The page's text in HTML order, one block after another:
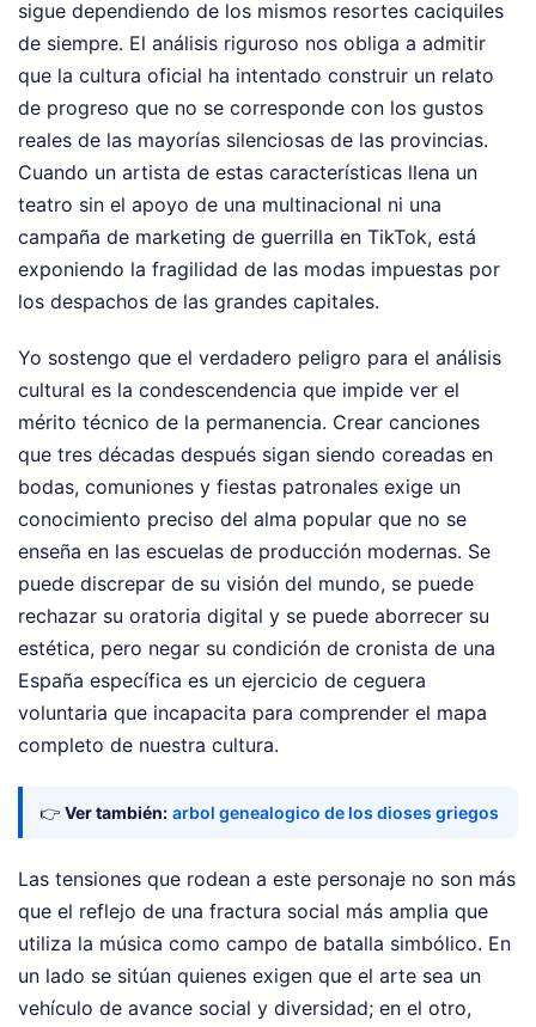
sigue dependiendo de los mismos resortes caciquiles
de siempre. El análisis riguroso nos obliga a admitir
que la cultura oficial ha intentado construir un relato
de progreso que no se corresponde con los gustos
reales de las mayorías silenciosas de las provincias.
Cuando un artista de estas características llena un
teatro sin el apoyo de una multinacional ni una
campaña de marketing de guerrilla en TikTok, está
exponiendo la fragilidad de las modas impuestas por
los despachos de las grandes capitales.
Yo sostengo que el verdadero peligro para el análisis
cultural es la condescendencia que impide ver el
mérito técnico de la permanencia. Crear canciones
que tres décadas después sigan siendo coreadas en
bodas, comuniones y fiestas patronales exige un
conocimiento preciso del alma popular que no se
enseña en las escuelas de producción modernas. Se
puede discrepar de su visión del mundo, se puede
rechazar su oratoria digital y se puede aborrecer su
estética, pero negar su condición de cronista de una
España específica es un ejercicio de ceguera
voluntaria que incapacita para comprender el mapa
completo de nuestra cultura.
👉 Ver también: arbol genealogico de los dioses griegos
Las tensiones que rodean a este personaje no son más
que el reflejo de una fractura social más amplia que
utiliza la música como campo de batalla simbólico. En
un lado se sitúan quienes exigen que el arte sea un
vehículo de avance social y diversidad; en el otro,